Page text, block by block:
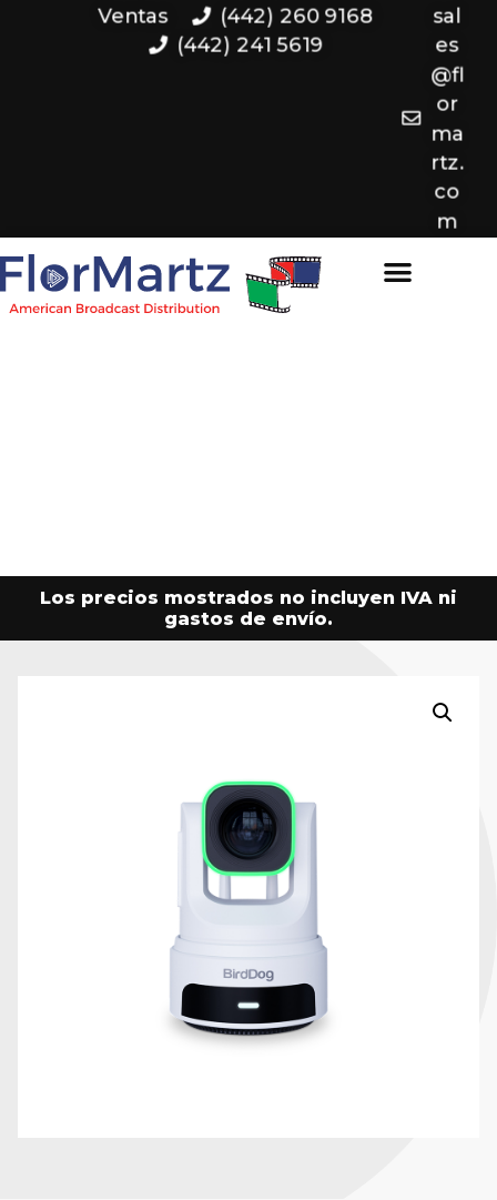
Ventas
(442) 260 9168
(442) 241 5619
sal
es
@fl
or
ma
rtz.
co
m
Los precios mostrados no incluyen IVA ni
gastos de envío.